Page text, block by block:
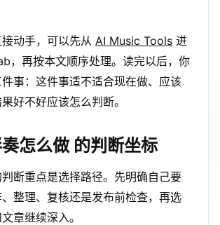
动手，可以先从 AI Music Tools 进
，再按本文顺序处理。读完以后，你
事：这件事适不适合现在做、应该
好不好应该怎么判断。
怎么做 的判断坐标
断重点是选择路径。先明确自己要
整理、复核还是发布前检查，再选
章继续深入。